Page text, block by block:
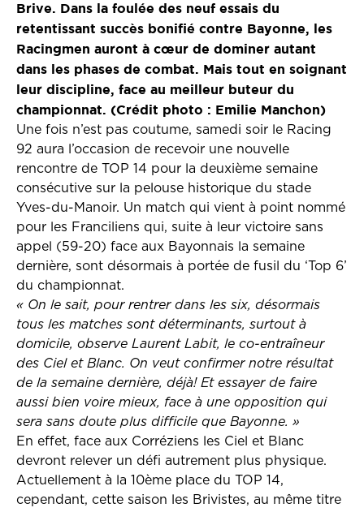
Brive. Dans la foulée des neuf essais du
retentissant succès bonifié contre Bayonne, les
Racingmen auront à cœur de dominer autant
dans les phases de combat. Mais tout en soignant
leur discipline, face au meilleur buteur du
championnat. (Crédit photo : Emilie Manchon)
Une fois n’est pas coutume, samedi soir le Racing
92 aura l’occasion de recevoir une nouvelle
rencontre de TOP 14 pour la deuxième semaine
consécutive sur la pelouse historique du stade
Yves-du-Manoir. Un match qui vient à point nommé
pour les Franciliens qui, suite à leur victoire sans
appel (59-20) face aux Bayonnais la semaine
dernière, sont désormais à portée de fusil du ‘Top 6’
du championnat.
« On le sait, pour rentrer dans les six, désormais
tous les matches sont déterminants, surtout à
domicile, observe Laurent Labit, le co-entraîneur
des Ciel et Blanc. On veut confirmer notre résultat
de la semaine dernière, déjà! Et essayer de faire
aussi bien voire mieux, face à une opposition qui
sera sans doute plus difficile que Bayonne. »
En effet, face aux Corréziens les Ciel et Blanc
devront relever un défi autrement plus physique.
Actuellement à la 10ème place du TOP 14,
cependant, cette saison les Brivistes, au même titre